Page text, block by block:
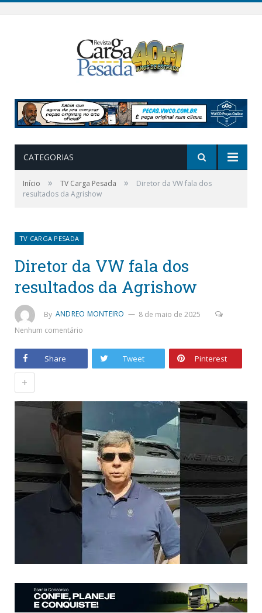
CATEGORIAS
Início » TV Carga Pesada »
Diretor da VW fala dos
resultados da Agrishow
TV CARGA PESADA
Diretor da VW fala dos
resultados da Agrishow
By ANDREO MONTEIRO
8 de maio de 2025
Nenhum comentário
Share Tweet Pinterest
+